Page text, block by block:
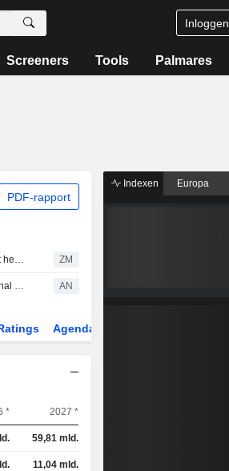
Inloggen
Screeners Tools Palmares
PDF-rapport
PFIZER INC. : Bernstein vindt het aandeel niet inspirerend ZM
Nettoactiva Murray International stijgen, maar prestaties blijven achter bij benchmark AN
Agenda
* 2027 *
59,81 mld.
11,04 mld.
Indexen Europa